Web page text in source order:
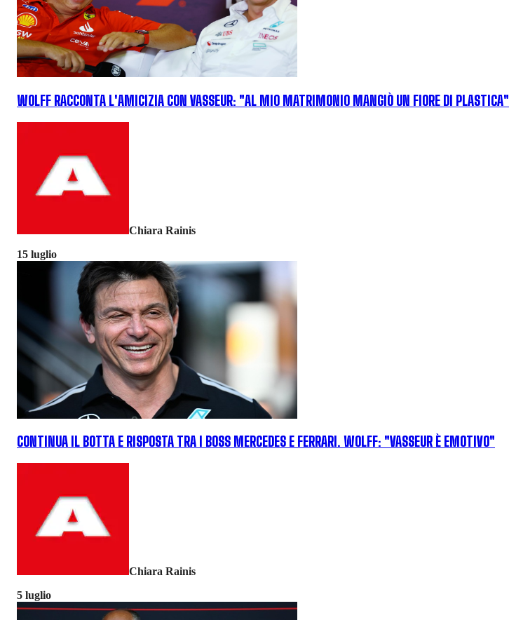
WOLFF RACCONTA L'AMICIZIA CON VASSEUR: "AL MIO MATRIMONIO MANGIÒ UN FIORE DI PLASTICA"
Chiara Rainis
15 luglio
CONTINUA IL BOTTA E RISPOSTA TRA I BOSS MERCEDES E FERRARI. WOLFF: "VASSEUR È EMOTIVO"
Chiara Rainis
5 luglio